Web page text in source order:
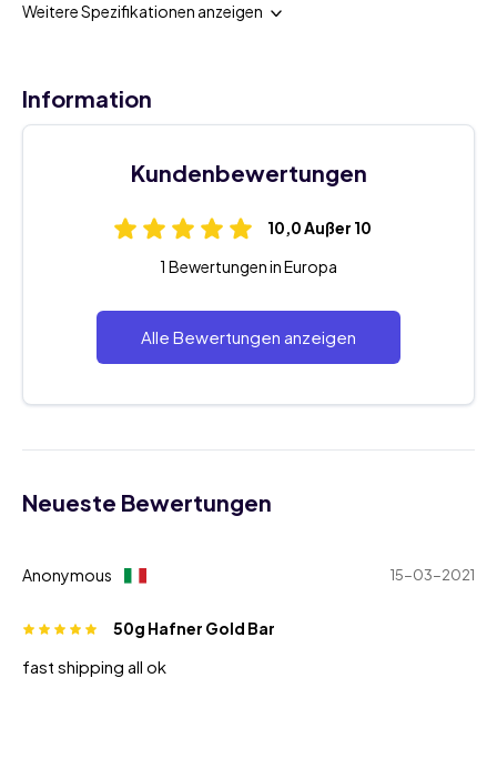
Weitere Spezifikationen anzeigen
Information
Kundenbewertungen
10,0 Außer 10
1 Bewertungen in Europa
Alle Bewertungen anzeigen
Neueste Bewertungen
Anonymous 15-03-2021
50g Hafner Gold Bar
fast shipping all ok